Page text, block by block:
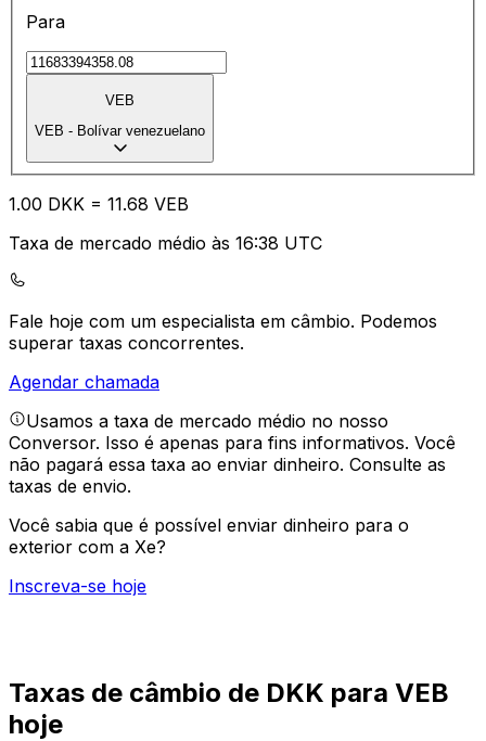
Para
VEB
VEB - Bolívar venezuelano
1.00 DKK = 11.68 VEB
Taxa de mercado médio às 16:38 UTC
Fale hoje com um especialista em câmbio. Podemos
superar taxas concorrentes.
Agendar chamada
Usamos a taxa de mercado médio no nosso
Conversor. Isso é apenas para fins informativos. Você
não pagará essa taxa ao enviar dinheiro. Consulte as
taxas de envio.
Você sabia que é possível enviar dinheiro para o
exterior com a Xe?
Inscreva-se hoje
Taxas de câmbio de DKK para VEB
hoje